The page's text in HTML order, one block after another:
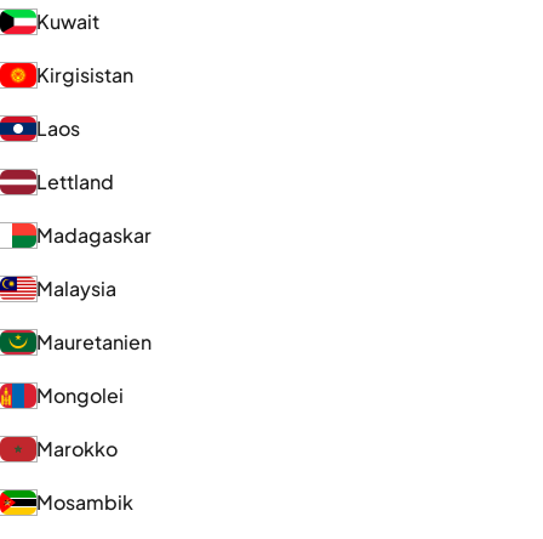
Kuwait
Kirgisistan
Laos
Lettland
Madagaskar
Malaysia
Mauretanien
Mongolei
Marokko
Mosambik